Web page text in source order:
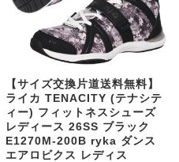
【サイズ交換片道送料無料】
ライカ TENACITY (テナシテ
ィー) フィットネスシューズ
レディース 26SS ブラック
E1270M-200B ryka ダンス
エアロビクス レディス